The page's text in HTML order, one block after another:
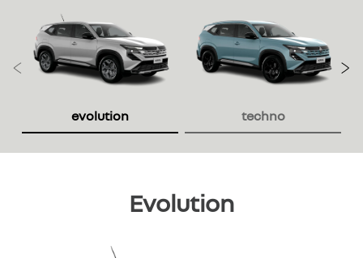
evolution techno
Anterior
Evolution